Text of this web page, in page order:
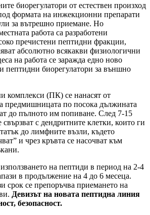
биорегулатори от естествен произход
формата на инжекционни препарати
за вътрешно приемане. Но
работа са разработени
пречистени пептидни фракции,
абсолютно всякакви физиологични
на работа се заражда едно ново
пептидни биорегулатори за външно
комплекси (ПК) се нанасят от
предмишницата по посока дължината
до пълното им попиване. След 7-15
с дендритните клетки, които ги
до лимфните възли, където
и чрез кръвта се насочват към
на пептиди в период на 2-4
в продължение на 4 до 6 месеца.
срок се препоръчва приемането на
Девизът на новата пептидна линия
безопасност.